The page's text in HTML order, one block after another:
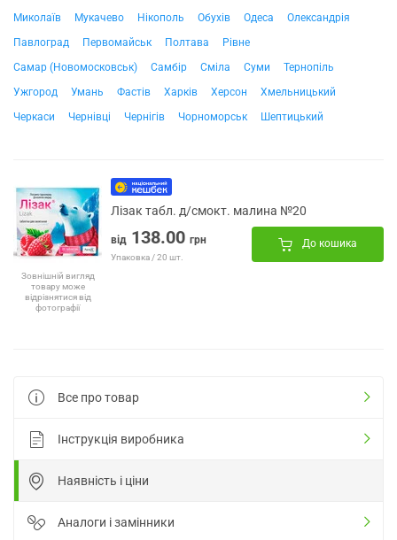
Миколаїв
Мукачево Нікополь Обухів Одеса
Олександрія
Павлоград
Первомайськ Полтава
Рівне
Самар (Новомосковськ)
Самбір Сміла Суми
Тернопіль
Ужгород
Умань Фастів Харків Херсон
Хмельницький
Черкаси
Чернівці Чернігів Чорноморськ Шептицький
Зовнішній вигляд
товару може
відрізнятися від
фотографії
Лізак табл. д/смокт. малина №20
від 138.00 грн
Упаковка / 20 шт.
До кошика
Все про товар
Інструкція виробника
Наявність і ціни
Аналоги і замінники